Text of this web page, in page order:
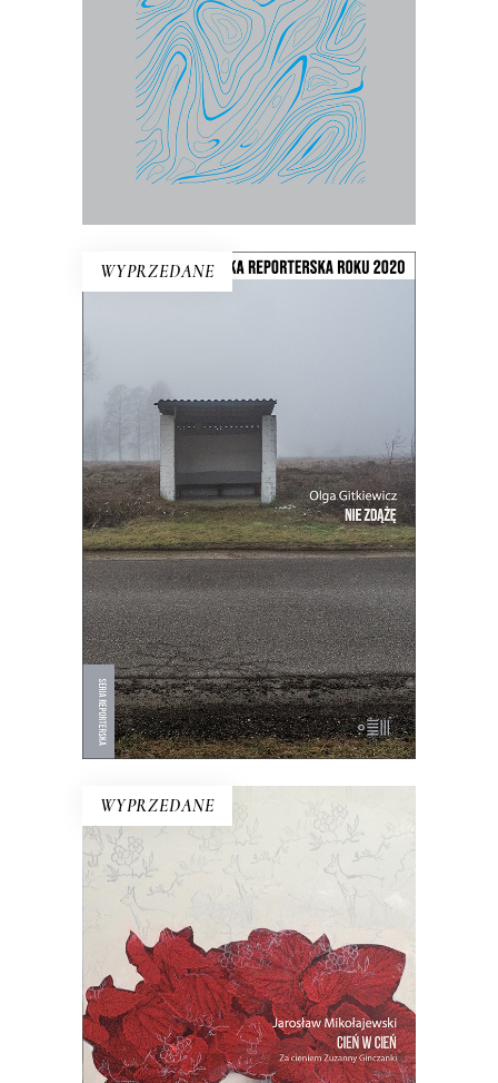
Przybyszewskiego i Tuwima.
WYPRZEDANE
E-BOOK DO KOSZYKA
NIE ZDĄŻĘ
Witamy w centrum Europy. Tu prawie
czternaście milionów Polaków ma
wszędzie daleko. Reportaże z
przystanku i z dworca, z pobocza i z
chodnika.
39.00zł 19.50zł
WYPRZEDANE
CIEŃ W CIEŃ. ZA CIENIEM
ZUZANNY GINCZANKI
Pewnego dnia z książki na zagraconym
biurku wysuwa się oderwany fragment
starej gazety z pytaniem: Kim jesteś,